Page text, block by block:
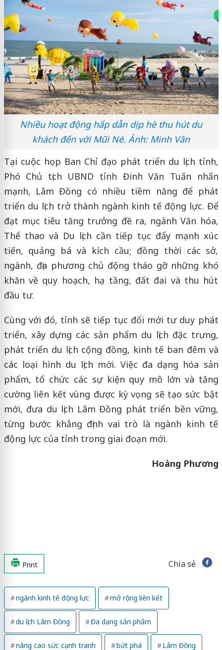
Nhiều hoạt động hấp dẫn dịp hè thu hút du
khách đến với Mũi Né. Ảnh: Minh Vân
Tại cuộc họp Ban Chỉ đạo phát triển du lịch tỉnh,
Phó Chủ tịch UBND tỉnh Đinh Văn Tuấn nhấn
mạnh, Lâm Đồng có nhiều tiềm năng để phát
triển du lịch trở thành ngành kinh tế động lực. Để
đạt mục tiêu tăng trưởng đề ra, ngành Văn hóa,
Thể thao và Du lịch cần tiếp tục đẩy mạnh xúc
tiến, quảng bá và kích cầu; đồng thời các sở,
ngành, địa phương chủ động tháo gỡ những khó
khăn về quy hoạch, hạ tầng, đất đai và thu hút
đầu tư.
Cùng với đó, tỉnh sẽ tiếp tục đổi mới tư duy phát
triển, xây dựng các sản phẩm du lịch đặc trưng,
phát triển du lịch cộng đồng, kinh tế ban đêm và
các loại hình du lịch mới. Việc đa dạng hóa sản
phẩm, tổ chức các sự kiện quy mô lớn và tăng
cường liên kết vùng được kỳ vọng sẽ tạo sức bật
mới, đưa du lịch Lâm Đồng phát triển bền vững,
từng bước khẳng định vai trò là ngành kinh tế
động lực của tỉnh trong giai đoạn mới.
Hoàng Phương
Print Chia sẻ
ngành kinh tế động lực mở rộng liên kết
du lịch Lâm Đồng Đa dạng sản phẩm
nâng cao sức cạnh tranh bứt phá Lâm Đồng